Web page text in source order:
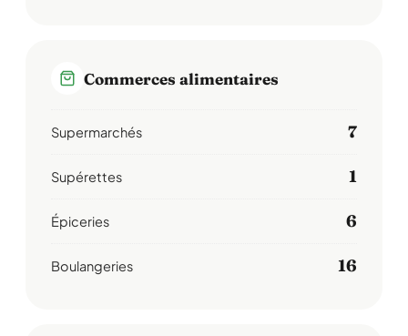
Commerces alimentaires
Supermarchés 7
Supérettes 1
Épiceries 6
Boulangeries 16